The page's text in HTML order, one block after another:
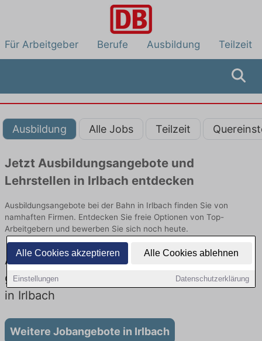
Alle Cookies akzeptieren Alle Cookies ablehnen
Einstellungen Datenschutzerklärung
Für Arbeitgeber Berufe Ausbildung Teilzeit
Ausbildung Alle Jobs Teilzeit
Jetzt Ausbildungsangebote und
Lehrstellen in Irlbach entdecken
Ausbildungsangebote bei der Bahn in Irlbach finden Sie von
namhaften Firmen. Entdecken Sie freie Optionen von Top-
Arbeitgebern und bewerben Sie sich noch heute.
Ausbildung in Irlbach bei der Bahn: Aktuell
gibt es keine Stellenangebote für Ausbildung
in Irlbach
Weitere Jobangebote in Irlbach